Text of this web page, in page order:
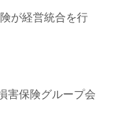
が経営統合を行
害保険グループ会